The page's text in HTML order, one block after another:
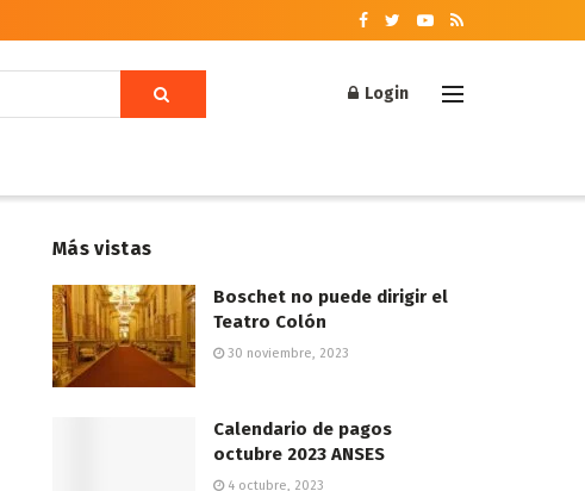
Login
Más vistas
Boschet no puede dirigir el
Teatro Colón
30 noviembre, 2023
Calendario de pagos
octubre 2023 ANSES
4 octubre, 2023